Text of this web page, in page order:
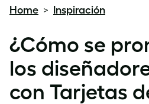
Home > Inspiración
¿Cómo se
los
con Tarjetas